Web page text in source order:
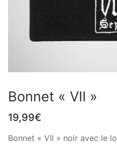
Bonnet « VII »
19,99€
Bonnet « VII » noir avec le